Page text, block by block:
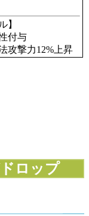
】
付与
攻撃力12%上昇
ロップ